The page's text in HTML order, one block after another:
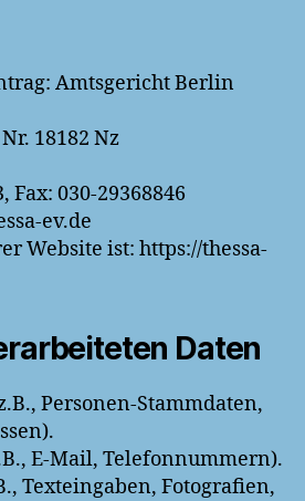
Amtsgericht Berlin
18182 Nz
Fax: 030-29368846
ev.de
Website ist: https://thessa-
Daten
Personen-Stammdaten,
E-Mail, Telefonnummern).
Texteingaben, Fotografien,